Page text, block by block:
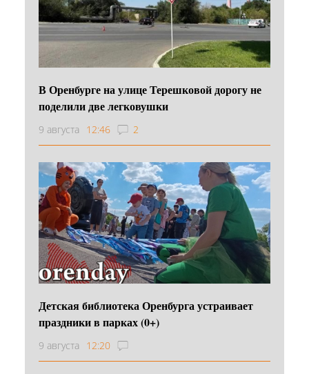
В Оренбурге на улице Терешковой дорогу не
поделили две легковушки
9 августа 12:46 2
Детская библиотека Оренбурга устраивает
праздники в парках (0+)
9 августа 12:20